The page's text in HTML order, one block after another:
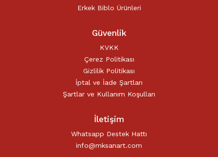
Erkek Biblo Ürünleri
Güvenlik
KVKK
Çerez Politikası
Gizlilik Politikası
İptal ve İade Şartları
Şartlar ve Kullanım Koşulları
İletişim
Whatsapp Destek Hattı
info@mksanart.com